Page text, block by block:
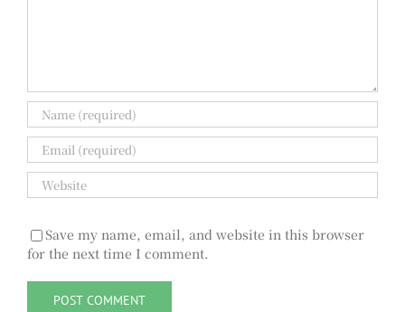
Save my name, email, and website in this browser
for the next time I comment.